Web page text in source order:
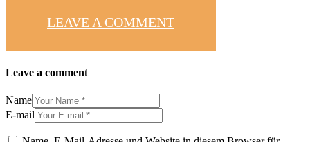
LEAVE A COMMENT
Leave a comment
Name
E-mail